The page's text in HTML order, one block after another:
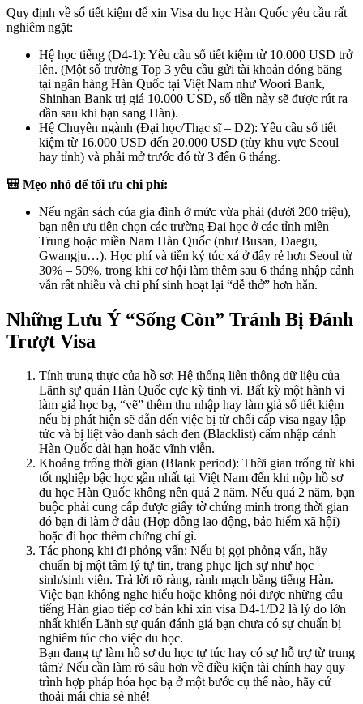
Quy định về sổ tiết kiệm để xin Visa du học Hàn Quốc yêu cầu rất
nghiêm ngặt:
Hệ học tiếng (D4-1): Yêu cầu sổ tiết kiệm từ 10.000 USD trở
lên. (Một số trường Top 3 yêu cầu gửi tài khoản đóng băng
tại ngân hàng Hàn Quốc tại Việt Nam như Woori Bank,
Shinhan Bank trị giá 10.000 USD, số tiền này sẽ được rút ra
dần sau khi bạn sang Hàn).
Hệ Chuyên ngành (Đại học/Thạc sĩ – D2): Yêu cầu sổ tiết
kiệm từ 16.000 USD đến 20.000 USD (tùy khu vực Seoul
hay tỉnh) và phải mở trước đó từ 3 đến 6 tháng.
🎒 Mẹo nhỏ để tối ưu chi phí:
Nếu ngân sách của gia đình ở mức vừa phải (dưới 200 triệu),
bạn nên ưu tiên chọn các trường Đại học ở các tỉnh miền
Trung hoặc miền Nam Hàn Quốc (như Busan, Daegu,
Gwangju…). Học phí và tiền ký túc xá ở đây rẻ hơn Seoul từ
30% – 50%, trong khi cơ hội làm thêm sau 6 tháng nhập cảnh
vẫn rất nhiều và chi phí sinh hoạt lại “dễ thở” hơn hẳn.
Những Lưu Ý “Sống Còn” Tránh Bị Đánh
Trượt Visa
Tính trung thực của hồ sơ: Hệ thống liên thông dữ liệu của
Lãnh sự quán Hàn Quốc cực kỳ tinh vi. Bất kỳ một hành vi
làm giả học bạ, “vẽ” thêm thu nhập hay làm giả sổ tiết kiệm
nếu bị phát hiện sẽ dẫn đến việc bị từ chối cấp visa ngay lập
tức và bị liệt vào danh sách đen (Blacklist) cấm nhập cảnh
Hàn Quốc dài hạn hoặc vĩnh viễn.
Khoảng trống thời gian (Blank period): Thời gian trống từ khi
tốt nghiệp bậc học gần nhất tại Việt Nam đến khi nộp hồ sơ
du học Hàn Quốc không nên quá 2 năm. Nếu quá 2 năm, bạn
buộc phải cung cấp được giấy tờ chứng minh trong thời gian
đó bạn đi làm ở đâu (Hợp đồng lao động, bảo hiểm xã hội)
hoặc đi học thêm chứng chỉ gì.
Tác phong khi đi phỏng vấn: Nếu bị gọi phỏng vấn, hãy
chuẩn bị một tâm lý tự tin, trang phục lịch sự như học
sinh/sinh viên. Trả lời rõ ràng, rành mạch bằng tiếng Hàn.
Việc bạn không nghe hiểu hoặc không nói được những câu
tiếng Hàn giao tiếp cơ bản khi xin visa D4-1/D2 là lý do lớn
nhất khiến Lãnh sự quán đánh giá bạn chưa có sự chuẩn bị
nghiêm túc cho việc du học.
Bạn đang tự làm hồ sơ du học tự túc hay có sự hỗ trợ từ trung
tâm? Nếu cần làm rõ sâu hơn về điều kiện tài chính hay quy
trình hợp pháp hóa học bạ ở một bước cụ thể nào, hãy cứ
thoải mái chia sẻ nhé!